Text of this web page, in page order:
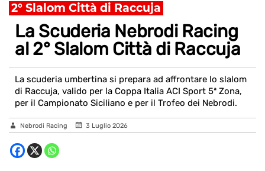
2° Slalom Città di Raccuja
La Scuderia Nebrodi Racing
al 2° Slalom Città di Raccuja
La scuderia umbertina si prepara ad affrontare lo slalom
di Raccuja, valido per la Coppa Italia ACI Sport 5ª Zona,
per il Campionato Siciliano e per il Trofeo dei Nebrodi.
Nebrodi Racing 3 Luglio 2026